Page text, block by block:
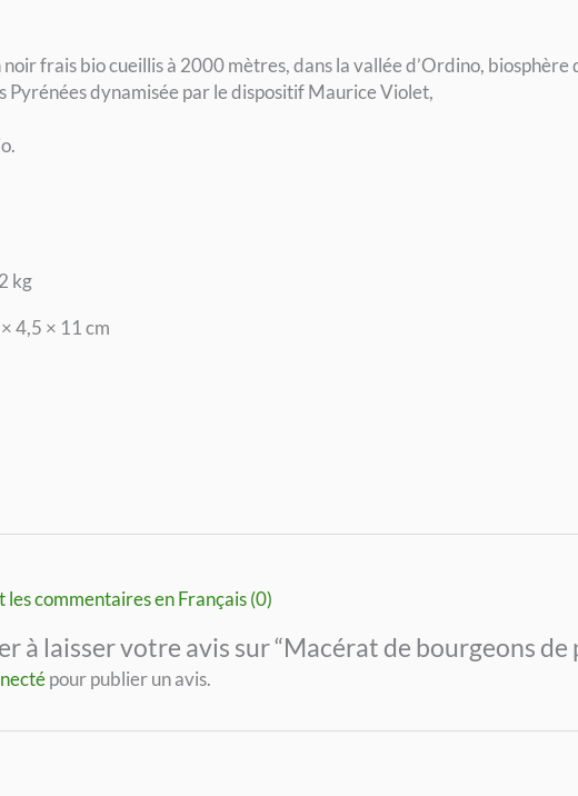
frais bio cueillis à 2000 mètres, dans la vallée d’Ordino, biosphère
Pyrénées dynamisée par le dispositif Maurice Violet,
kg
4,5 × 11 cm
commentaires en Français (0)
à laisser votre avis sur “Macérat de bourgeons de
pour publier un avis.